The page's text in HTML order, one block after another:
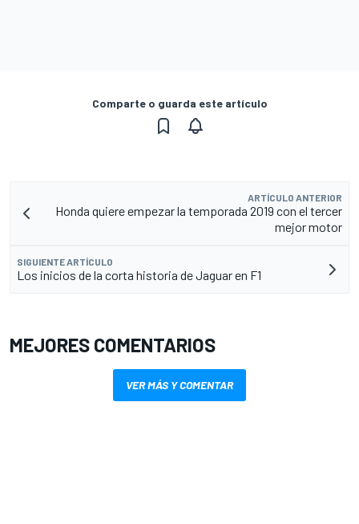
Comparte o guarda este artículo
ARTÍCULO ANTERIOR
Honda quiere empezar la temporada 2019 con el tercer
mejor motor
SIGUIENTE ARTÍCULO
Los inicios de la corta historia de Jaguar en F1
MEJORES COMENTARIOS
VER MÁS Y COMENTAR